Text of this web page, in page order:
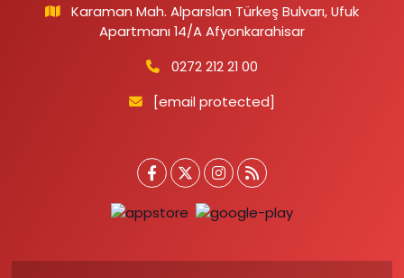
Karaman Mah. Alparslan Türkeş Bulvarı, Ufuk
Apartmanı 14/A Afyonkarahisar
0272 212 21 00
[email protected]